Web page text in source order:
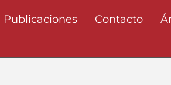
Publicaciones Contacto